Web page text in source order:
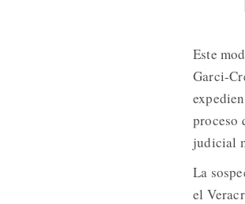
Este
Garci-
proceso
judicial
La
el